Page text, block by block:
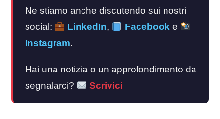
Ne stiamo anche discutendo sui nostri
social:
LinkedIn, Facebook e
Instagram.
Hai una notizia o un approfondimento da
segnalarci?
Scrivici